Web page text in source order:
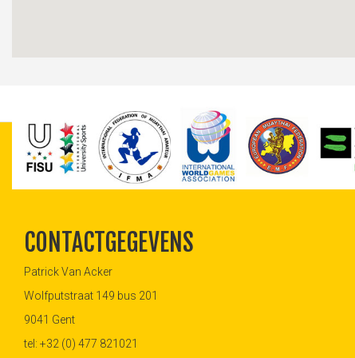
CONTACTGEGEVENS
Patrick Van Acker
Wolfputstraat 149 bus 201
9041 Gent
tel: +32 (0) 477 821021